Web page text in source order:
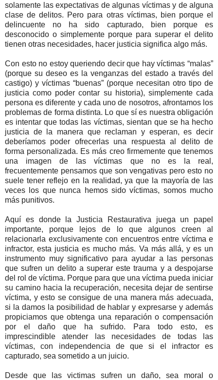
solamente las expectativas de algunas víctimas y de alguna
clase de delitos. Pero para otras víctimas, bien porque el
delincuente no ha sido capturado, bien porque es
desconocido o simplemente porque para superar el delito
tienen otras necesidades, hacer justicia significa algo más.
Con esto no estoy queriendo decir que hay víctimas “malas”
(porque su deseo es la venganzas del estado a través del
castigo) y víctimas “buenas” (porque necesitan otro tipo de
justicia como poder contar su historia), simplemente cada
persona es diferente y cada uno de nosotros, afrontamos los
problemas de forma distinta. Lo que sí es nuestra obligación
es intentar que todas las víctimas, sientan que se ha hecho
justicia de la manera que reclaman y esperan, es decir
deberíamos poder ofrecerlas una respuesta al delito de
forma personalizada. Es más creo firmemente que tenemos
una imagen de las víctimas que no es la real,
frecuentemente pensamos que son vengativas pero esto no
suele tener reflejo en la realidad, ya que la mayoría de las
veces los que nunca hemos sido víctimas, somos mucho
más punitivos.
Aquí es donde la Justicia Restaurativa juega un papel
importante, porque lejos de lo que algunos creen al
relacionarla exclusivamente con encuentros entre víctima e
infractor, esta justicia es mucho más. Va más allá, y es un
instrumento muy significativo para ayudar a las personas
que sufren un delito a superar este trauma y a despojarse
del rol de víctima. Porque para que una víctima pueda iniciar
su camino hacia la recuperación, necesita dejar de sentirse
víctima, y esto se consigue de una manera más adecuada,
si la damos la posibilidad de hablar y expresarse y además
propiciamos que obtenga una reparación o compensación
por el daño que ha sufrido. Para todo esto, es
imprescindible atender las necesidades de todas las
víctimas, con independencia de que si el infractor es
capturado, sea sometido a un juicio.
Desde que las victimas sufren un daño, sea moral o